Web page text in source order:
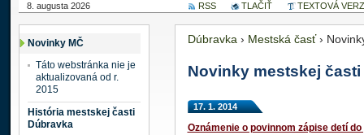
8. augusta 2026 RSS TLAČIŤ TEXTOVÁ
Novinky MČ
Táto webstránka nie je
aktualizovaná od r.
2015
História mestskej časti
Dúbravka
Dúbravka › Mestská časť›
Novinky mestskej
17. 1. 2014
Oznámenie o povinnom zápise detí